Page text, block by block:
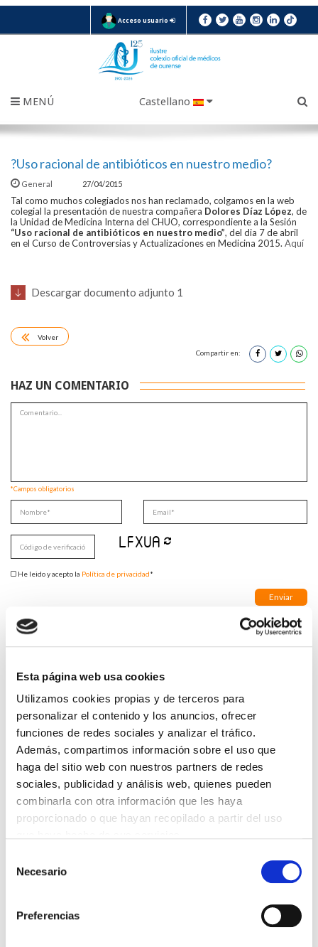
Esta página web usa cookies
Utilizamos cookies propias y de terceros para
personalizar el contenido y los anuncios, ofrecer
funciones de redes sociales y analizar el tráfico.
Además, compartimos información sobre el uso que
haga del sitio web con nuestros partners de redes
sociales, publicidad y análisis web, quienes pueden
combinarla con otra información que les haya
proporcionado o que hayan recopilado a partir del uso
Necesario
Preferencias
Acceso usuario
MENÚ Castellano
?Uso racional de antibióticos en nuestro medio?
General 27/04/2015
Tal como muchos colegiados nos han reclamado, colgamos en la web
colegial la presentación de nuestra compañera Dolores Díaz López, de
la Unidad de Medicina Interna del CHUO, correspondiente a la Sesión
“Uso racional de antibióticos en nuestro medio”, del dia 7 de abril
en el Curso de Controversias y Actualizaciones en Medicina 2015. Aquí
Descargar documento adjunto 1
Volver
Compartir en:
HAZ UN COMENTARIO
*Campos obligatorios
He leido y acepto la Política de privacidad*
LABOR DE LOS TUTORES DE RESIDENTES
06/08/2026
LA ALIANZA MÉDICA POR LA SALUD PLANETARIA SE ADHIERE
AL PACTO DE ESTADO FRENTE A LA EMERGENCIA CLIMÁTICA
03/08/2026
PREMIOS DE LA REAL ACADEMIA DE MEDICINA DE GALICIA
2026
31/07/2026
CARTA DEL PRESIDENTE DE MUTUAL MÉDICA SOBRE LA
REFORMA DE LAS MUTUALIDADES ALTERNATIVAS Y LA
PASARELA AL RETA
EL COLEGIO MÉDICO DE OURENSE CONVOCA EL I CERTAMEN
DE CASOS CLÍNICOS PARA MÉDICOS INTERNOS RESIDENTES
TRÁFICO SUPRIME LAS EXENCIONES MÉDICAS PARA EL USO